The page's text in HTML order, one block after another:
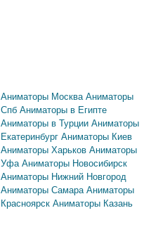
Аниматоры Москва Аниматоры
Спб Аниматоры в Египте
Аниматоры в Турции Аниматоры
Екатеринбург Аниматоры Киев
Аниматоры Харьков Аниматоры
Уфа Аниматоры Новосибирск
Аниматоры Нижний Новгород
Аниматоры Самара Аниматоры
Красноярск Аниматоры Казань